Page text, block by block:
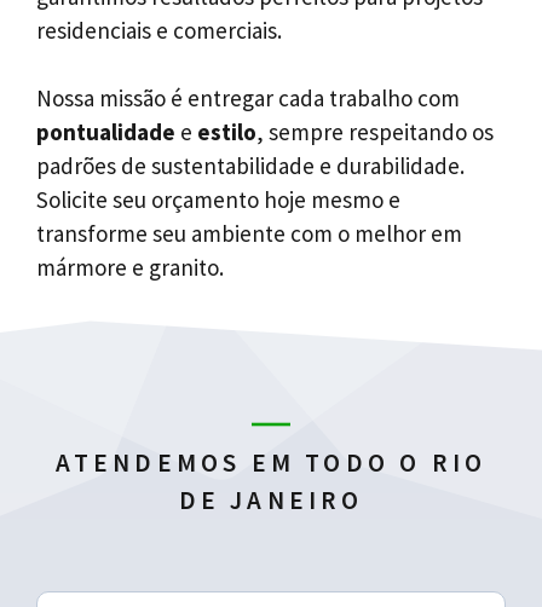
residenciais e comerciais.
Nossa missão é entregar cada trabalho com
pontualidade e estilo, sempre respeitando os
padrões de sustentabilidade e durabilidade.
Solicite seu orçamento hoje mesmo e
transforme seu ambiente com o melhor em
mármore e granito.
ATENDEMOS EM TODO O RIO
DE JANEIRO